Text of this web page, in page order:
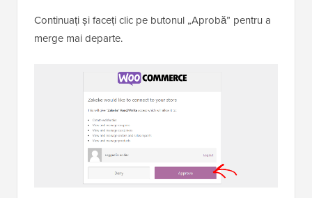
Continuați și faceți clic pe butonul „Aprobă” pentru a
merge mai departe.